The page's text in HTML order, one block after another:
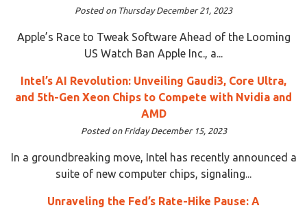
Posted on Thursday December 21, 2023
Apple’s Race to Tweak Software Ahead of the Looming
US Watch Ban Apple Inc., a...
Intel’s AI Revolution: Unveiling Gaudi3, Core Ultra,
and 5th-Gen Xeon Chips to Compete with Nvidia and
AMD
Posted on Friday December 15, 2023
In a groundbreaking move, Intel has recently announced a
suite of new computer chips, signaling...
Unraveling the Fed’s Rate-Hike Pause: A